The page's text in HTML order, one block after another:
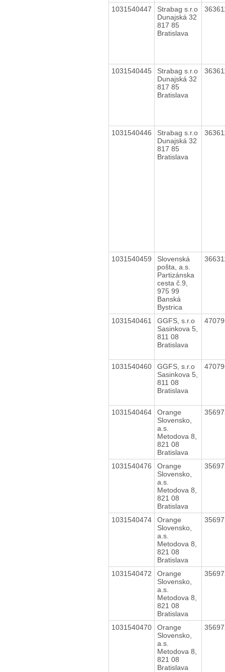
1031540447
Strabag s.r.o
Dunajská 32
817 85
Bratislava
1031540445
Strabag s.r.o
Dunajská 32
817 85
Bratislava
1031540446
Strabag s.r.o
Dunajská 32
817 85
Bratislava
1031540459
Slovenská
pošta, a.s.
Partizánska
cesta č.9,
975 99
Banská
Bystrica
1031540461
GGFS, s.r.o
Sasinkova 5,
811 08
Bratislava
1031540460
GGFS, s.r.o
Sasinkova 5,
811 08
Bratislava
1031540464
Orange
Slovensko,
a.s.
Metodova 8,
821 08
Bratislava
1031540476
Orange
Slovensko,
a.s.
Metodova 8,
821 08
Bratislava
1031540474
Orange
Slovensko,
a.s.
Metodova 8,
821 08
Bratislava
1031540472
Orange
Slovensko,
a.s.
Metodova 8,
821 08
Bratislava
1031540470
Orange
Slovensko,
a.s.
Metodova 8,
821 08
Bratislava